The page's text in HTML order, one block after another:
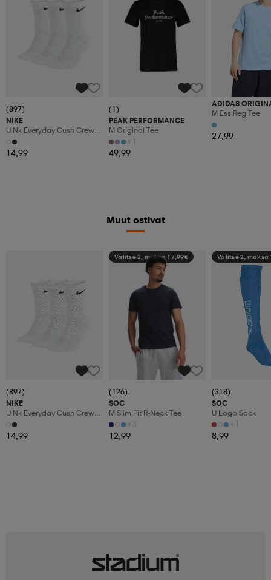
(897)
NIKE
U Nk Everyday Cush Crew
3pr
14,99
(1)
PEAK PERFORMANCE
M Original Tee
+1
49,99
ADIDAS
M Ess Reg Tee
27,99
Muut ostivat
(897)
NIKE
U Nk Everyday Cush Crew
3pr
14,99
Valitse 2, maksa 17,99€
(126)
SOC
M Slim Fit R-Neck Tee
+3
12,99
Valitse 2, maksa
(318)
SOC
U Logo Sock
+1
8,99